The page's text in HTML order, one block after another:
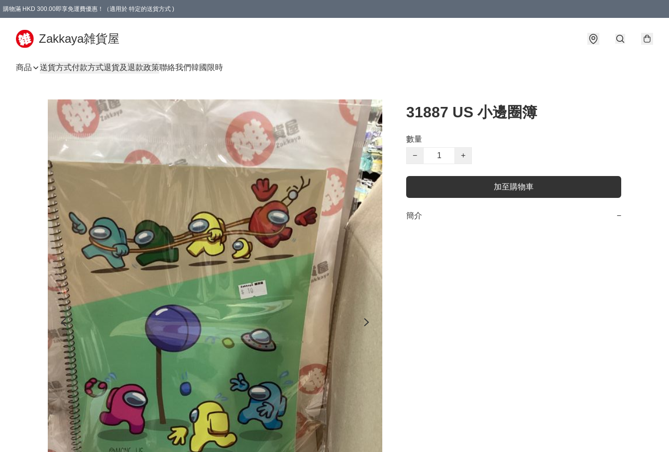
購物滿 HKD 300.00即享免運費優惠！（適用於 特定的送貨方式 )
Zakkaya雑貨屋
商品 送貨方式付款方式退貨及退款政策聯絡我們韓國限時
31887 US 小邊圈簿
數量
−
+
加至購物車
簡介 −